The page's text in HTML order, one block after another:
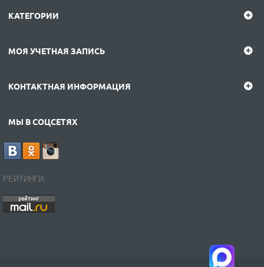
КАТЕГОРИИ
МОЯ УЧЕТНАЯ ЗАПИСЬ
КОНТАКТНАЯ ИНФОРМАЦИЯ
МЫ В СОЦСЕТЯХ
РЕЙТИНГИ